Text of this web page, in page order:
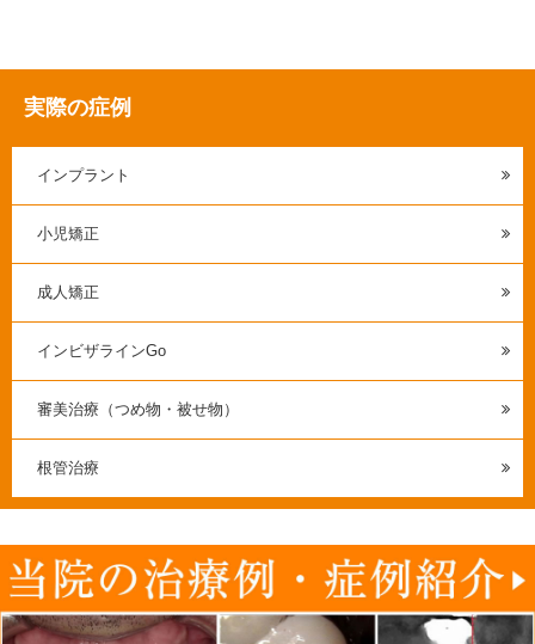
実際の症例
インプラント
小児矯正
成人矯正
インビザラインGo
審美治療（つめ物・被せ物）
根管治療